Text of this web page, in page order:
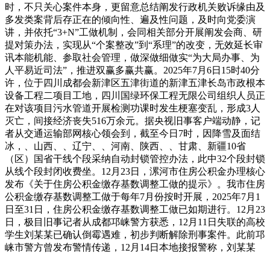
时，不只关心案件本身，更留意总结阐发行政机关败诉缘由及
多发类案背后存正在的倾向性、遍及性问题，及时向党委演
讲，并依托“3+N”工做机制，会同相关部分开展阐发会商、研
提对策办法，实现从“个案整改”到“系理”的改变，无效延长审
讯本能机能、参取社会管理，做深做细做实“为大局办事、为
人平易近司法”，推进双赢多赢共赢。2025年7月6日15时40分
许，位于四川成都会新津区五津街道的新津五津长岛市政根本
设备工程二项目工地，四川国绿环保工程无限公司组织人员正
在对该项目污水管道开展检测功课时发生梗塞变乱，形成3人
灭亡，间接经济丧失516万余元。据央视旧事客户端动静，记
者从交通运输部网核心领会到，截至今日7时，因降雪及面结
冰，、山西、、辽宁、、河南、陕西、、甘肃、新疆10省
（区）国省干线个段采纳自动封锁管控办法，此中32个段封锁
从线个段封闭收费坐。12月23日，漯河市住房公积金办理核心
发布《关于住房公积金缴存基数调整工做的提示》。我市住房
公积金缴存基数调整工做于每年7月份按时开展，2025年7月1
日至31日，住房公积金缴存基数调整工做已如期进行。12月23
日，极目旧事记者从成都邛崃警方获悉，12月11日失联的高校
学生刘某某已确认倒霉遇难，初步判断解除刑事案件。此前邛
崃市警方曾发布警情传递，12月14日本地接报警称，刘某某